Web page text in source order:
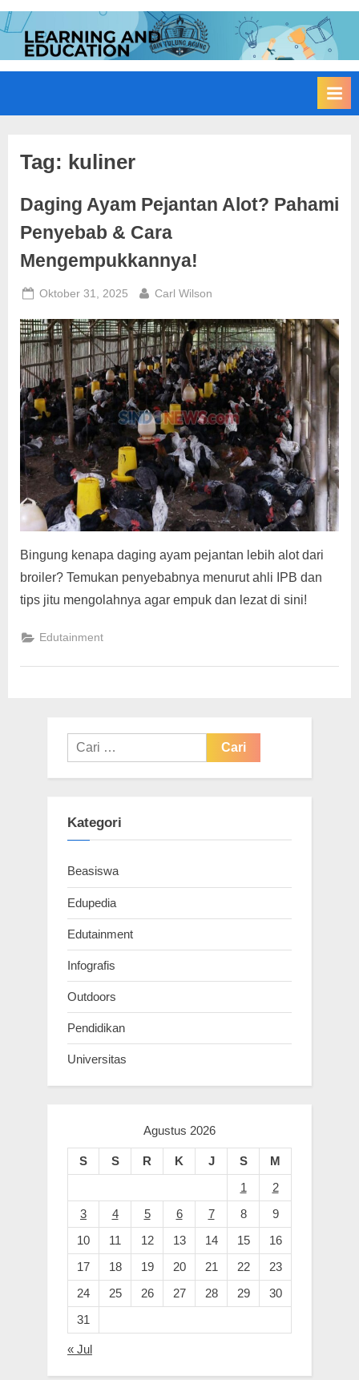
Skip
to
content
I
A
N
u
g
u
n
g
Edukasi
Membangun
Tag: kuliner
Daging Ayam Pejantan Alot? Pahami
Penyebab & Cara
Mengempukkannya!
Posted
Oktober 31, 2025 By
Carl Wilson
Bingung kenapa daging ayam pejantan lebih alot dari
broiler? Temukan penyebabnya menurut ahli IPB dan
tips jitu mengolahnya agar empuk dan lezat di sini!
Edutainment
Cari
untuk:
Kategori
Beasiswa
Edupedia
Edutainment
Infografis
Outdoors
Pendidikan
Universitas
Agustus 2026
S S R K J S
M
1
2
3
4 5 6 7 8
9
10
11 12 13 14 15
16
17
18 19 20 21 22
23
24
25 26 27 28 29
30
31
« Jul